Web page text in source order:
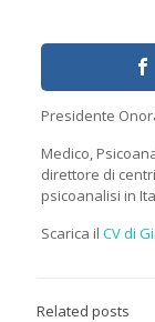
Presidente
Medico,
direttore di
psicoanalisi in
Scarica il CV di
Related posts